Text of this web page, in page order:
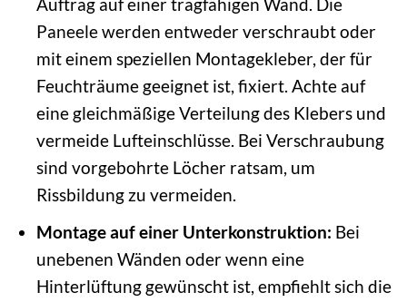
Paneele werden entweder verschraubt oder
mit einem speziellen Montagekleber, der für
Feuchträume geeignet ist, fixiert. Achte auf
eine gleichmäßige Verteilung des Klebers und
vermeide Lufteinschlüsse. Bei Verschraubung
sind vorgebohrte Löcher ratsam, um
Rissbildung zu vermeiden.
Montage auf einer Unterkonstruktion: Bei
unebenen Wänden oder wenn eine
Hinterlüftung gewünscht ist, empfiehlt sich die